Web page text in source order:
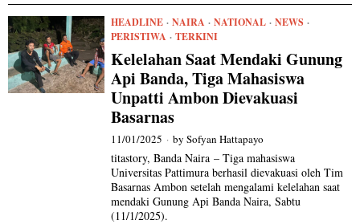
HEADLINE · NAIRA · NATIONAL · NEWS ·
PERISTIWA · TERKINI
Kelelahan Saat Mendaki Gunung
Api Banda, Tiga Mahasiswa
Unpatti Ambon Dievakuasi
Basarnas
11/01/2025 bySofyan Hattapayo
titastory, Banda Naira – Tiga mahasiswa
Universitas Pattimura berhasil dievakuasi oleh Tim
Basarnas Ambon setelah mengalami kelelahan saat
mendaki Gunung Api Banda Naira, Sabtu
(11/1/2025).